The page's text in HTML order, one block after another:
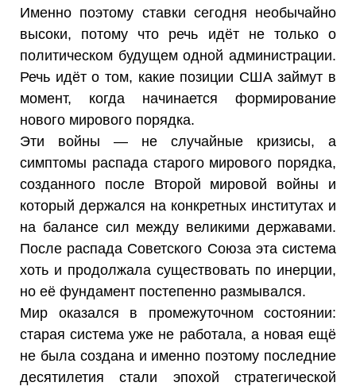
Именно поэтому ставки сегодня необычайно
высоки, потому что речь идёт не только о
политическом будущем одной администрации.
Речь идёт о том, какие позиции США займут в
момент, когда начинается формирование
нового мирового порядка.
Эти войны — не случайные кризисы, а
симптомы распада старого мирового порядка,
созданного после Второй мировой войны и
который держался на конкретных институтах и
на балансе сил между великими державами.
После распада Советского Союза эта система
хоть и продолжала существовать по инерции,
но её фундамент постепенно размывался.
Мир оказался в промежуточном состоянии:
старая система уже не работала, а новая ещё
не была создана и именно поэтому последние
десятилетия стали эпохой стратегической